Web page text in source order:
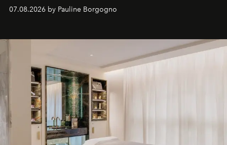
inédites et plongée dans les coulisses d'un phénomène
générationnel.
07.08.2026 by Pauline Borgogno